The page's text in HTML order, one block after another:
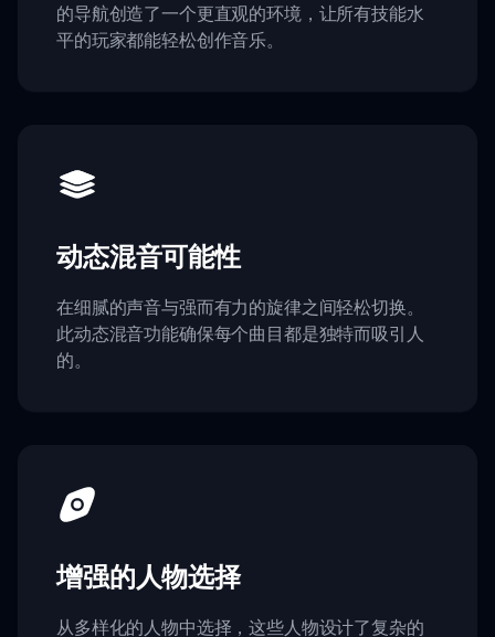
的导航创造了一个更直观的环境，让所有技能水
平的玩家都能轻松创作音乐。
动态混音可能性
在细腻的声音与强而有力的旋律之间轻松切换。
此动态混音功能确保每个曲目都是独特而吸引人
的。
增强的人物选择
从多样化的人物中选择，这些人物设计了复杂的